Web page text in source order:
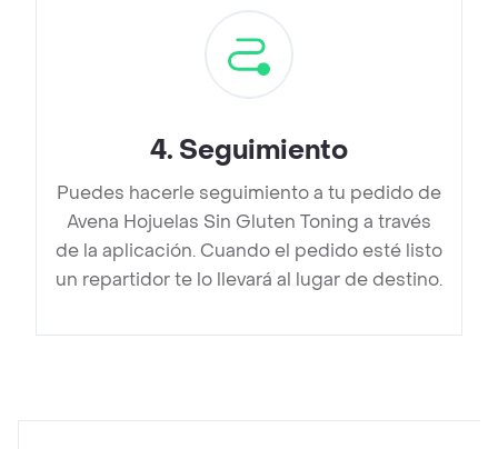
4. Seguimiento
Puedes hacerle seguimiento a tu pedido de
Avena Hojuelas Sin Gluten Toning a través
de la aplicación. Cuando el pedido esté listo
un repartidor te lo llevará al lugar de destino.